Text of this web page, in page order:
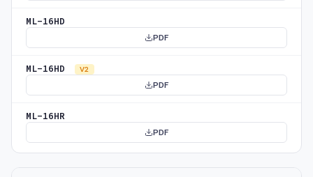
ML-16HD
PDF
ML-16HD V2
PDF
ML-16HR
PDF